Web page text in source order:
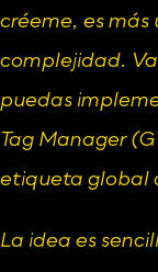
créeme, es más
complejidad.
puedas
Tag Manager
etiqueta global
La idea es